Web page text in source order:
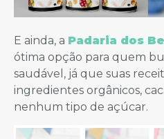
E ainda, a Padaria dos
ótima opção para quem
saudável, já que suas
ingredientes orgânicos,
nenhum tipo de açúcar.